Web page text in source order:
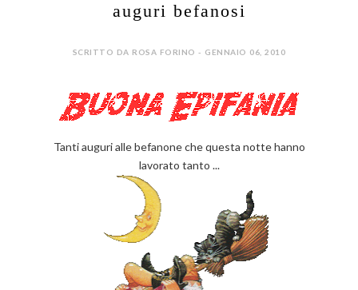
auguri befanosi
SCRITTO DA ROSA FORINO - GENNAIO 06, 2010
Tanti auguri alle befanone che questa notte hanno
lavorato tanto ...